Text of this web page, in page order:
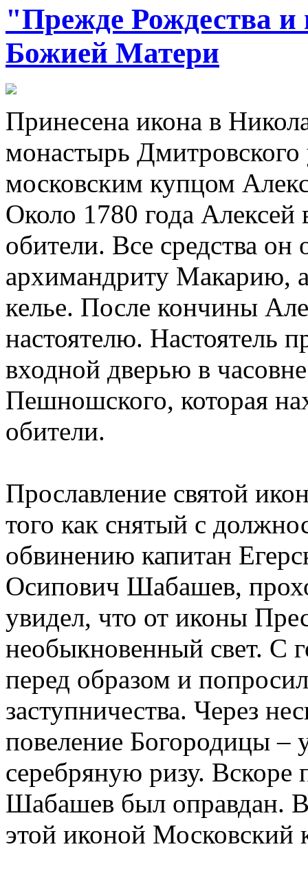
"Прежде Рождества и
Божией Матери
Принесена икона в
монастырь
московским купцом
Около 1780 года Алексей
обители. Все средства он
архимандриту Макарию, а
келье. После кончины
настоятелю. Настоятель
входной дверью в
Пешношского, которая
обители.
Прославление святой
того как снятый с
обвинению капитан
Осипович Шабашев,
увидел, что от иконы
необыкновенный свет. С
перед образом и
заступничества. Через
повеление Богородицы –
серебряную ризу. Вскоре
Шабашев был оправдан.
этой иконой Московский